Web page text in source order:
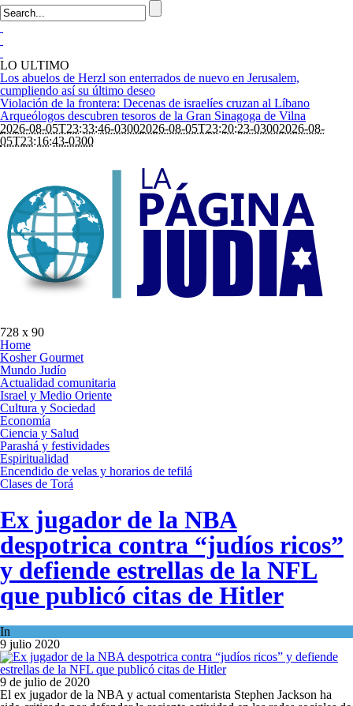
LO ULTIMO
Los abuelos de Herzl son enterrados de nuevo en Jerusalem,
cumpliendo así su último deseo
Violación de la frontera: Decenas de israelíes cruzan al Líbano
Arqueólogos descubren tesoros de la Gran Sinagoga de Vilna
2026-08-05T23:33:46-03002026-08-05T23:20:23-03002026-08-
05T23:16:43-0300
728 x 90
Home
Kosher Gourmet
Mundo Judío
Actualidad comunitaria
Israel y Medio Oriente
Cultura y Sociedad
Economía
Ciencia y Salud
Parashá y festividades
Espiritualidad
Encendido de velas y horarios de tefilá
Clases de Torá
Ex jugador de la NBA
despotrica contra “judíos ricos”
y defiende estrellas de la NFL
que publicó citas de Hitler
In
9 julio 2020
9 de julio de 2020
El ex jugador de la NBA y actual comentarista Stephen Jackson ha